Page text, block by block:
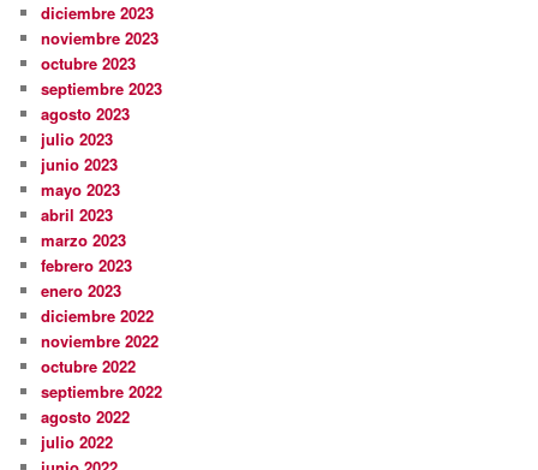
diciembre 2023
noviembre 2023
octubre 2023
septiembre 2023
agosto 2023
julio 2023
junio 2023
mayo 2023
abril 2023
marzo 2023
febrero 2023
enero 2023
diciembre 2022
noviembre 2022
octubre 2022
septiembre 2022
agosto 2022
julio 2022